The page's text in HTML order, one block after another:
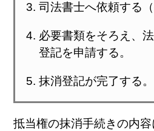
司法書士へ依頼する（
必要書類をそろえ、
登記を申請する。
抹消登記が完了する。
抵当権の抹消手続きの内